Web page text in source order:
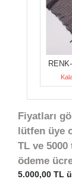
Fiyatları
lütfen üye
TL ve
ödeme
5.000,00 TL